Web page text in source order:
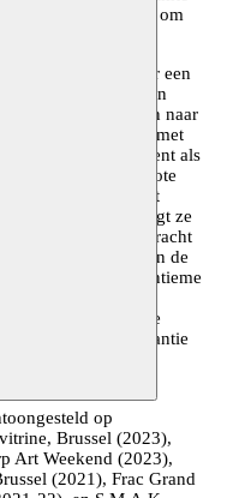
onmogelijk om
enkele zin.
wordt gevormd door een
te vinden in een
Dit verlangen naar
doordrenkt met
te bereiken, en dient als
vanuit een grote
het verleden, werkt
Daarbij daagt ze
zelfs de zwaartekracht
eenzame aard van de
vreedzame en intieme
en
lichamelijke
gevoel van dissonantie
gehoord en
op
Brussel (2023),
Art Weekend (2023),
(2021), Frac Grand